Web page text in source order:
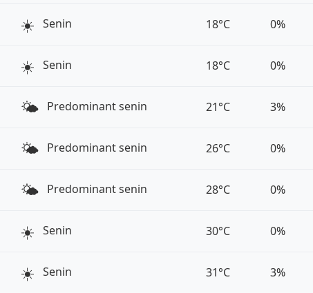
☀️ Senin 18°C 0%
☀️ Senin 18°C 0%
🌤️ Predominant senin 21°C 3%
🌤️ Predominant senin 26°C 0%
🌤️ Predominant senin 28°C 0%
☀️ Senin 30°C 0%
☀️ Senin 31°C 3%